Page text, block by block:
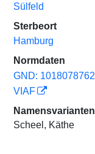
Sülfeld
Sterbeort
Hamburg
Normdaten
GND: 1018078762
VIAF
Namensvarianten
Scheel, Käthe